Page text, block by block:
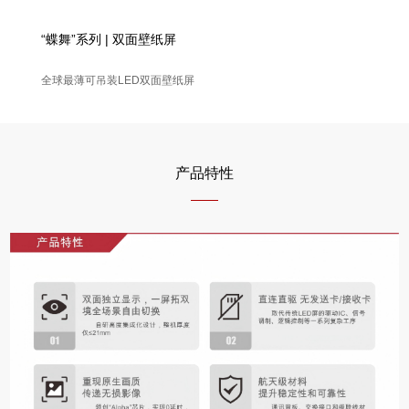
“蝶舞”系列 | 双面壁纸屏
全球最薄可吊装LED双面壁纸屏
产品特性